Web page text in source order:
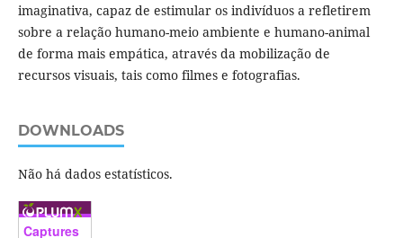
imaginativa, capaz de estimular os indivíduos a refletirem
sobre a relação humano-meio ambiente e humano-animal
de forma mais empática, através da mobilização de
recursos visuais, tais como filmes e fotografias.
DOWNLOADS
Não há dados estatísticos.
Captures